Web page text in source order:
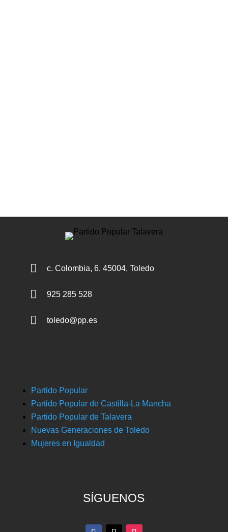
 c. Colombia, 6, 45004, Toledo
 925 285 528
 toledo@pp.es
Partido Popular
Partido Popular de Castilla-La Mancha
Partido Popular de Talavera
Nuevas Generaciones de Toledo
Mujeres en Igualdad
SÍGUENOS